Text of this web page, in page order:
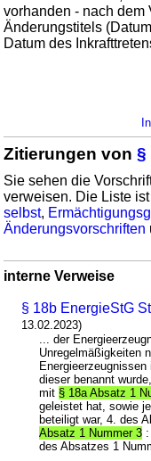
vorhanden - nach dem
Änderungstitels
Datum des
Zitierungen von§
Sie sehen die
verweisen. Die Liste
selbst,
Änderungsvorschriften
interne Verweise
§ 18b EnergieStG
13.02.2023)
... der
Unregelmäßigkeiten
dieser benannt
mit § 18a Absatz 1
geleistet hat, sowie
beteiligt war, 4. des
Absatz 1 Nummer 3
des Absatzes 1